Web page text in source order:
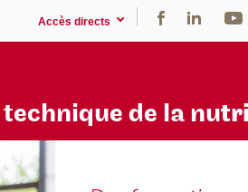
Accès directs
technique de la nu